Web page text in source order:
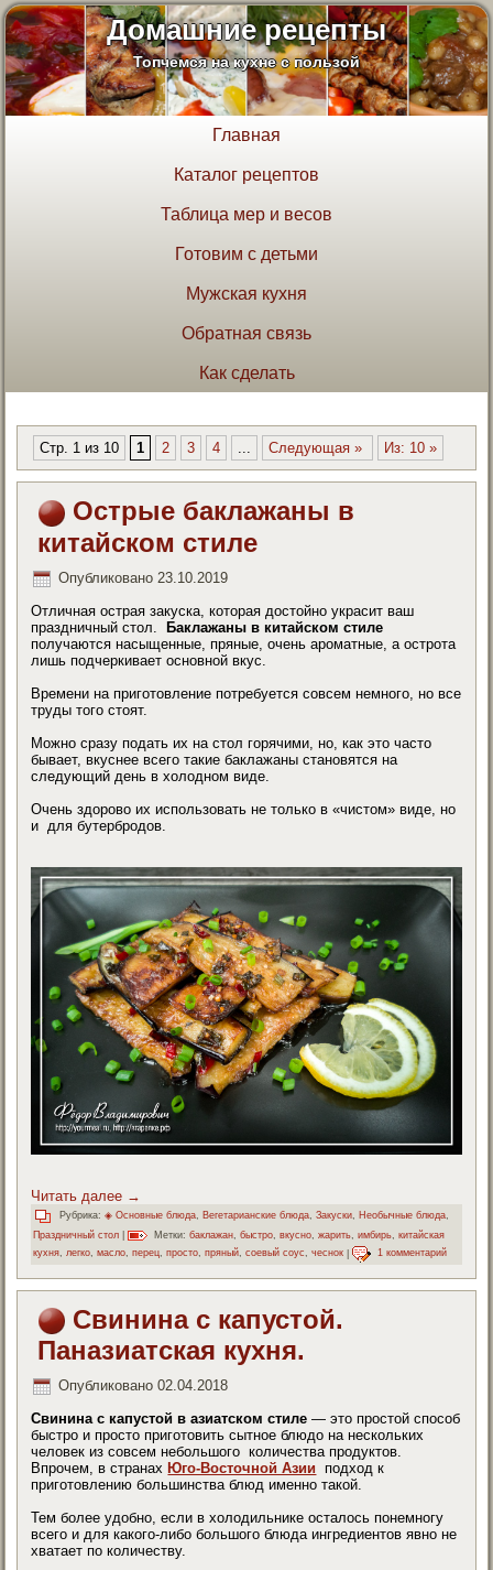
Домашние рецепты
Топчемся на кухне с пользой
Главная
Каталог рецептов
Таблица мер и весов
Готовим с детьми
Мужская кухня
Обратная связь
Как сделать
Стр. 1 из 10 1 2 3 4 ... Следующая » Из: 10 »
Острые баклажаны в
китайском стиле
Опубликовано 23.10.2019
Отличная острая закуска, которая достойно украсит ваш
праздничный стол.
Баклажаны в китайском стиле
получаются насыщенные, пряные, очень ароматные, а острота
лишь подчеркивает основной вкус.
Времени на приготовление потребуется совсем немного, но все
труды того стоят.
Можно сразу подать их на стол горячими, но, как это часто
бывает, вкуснее всего такие баклажаны становятся на
следующий день в холодном виде.
Очень здорово их использовать не только в «чистом» виде, но
и для бутербродов.
Читать далее →
Рубрика: ◈ Основные блюда Вегетарианские блюда ,Закуски Необычные блюда
Праздничный стол
Метки: баклажан ,быстро ,вкусно ,жарить ,имбирь ,китайская
кухня,легко,масло,перец,просто,пряный,соевый соус,чеснок | 1 комментарий
Свинина с капустой.
Паназиатская кухня.
Опубликовано 02.04.2018
Свинина с капустой в азиатском стиле — это простой способ
быстро и просто приготовить сытное блюдо на нескольких
человек из совсем небольшого количества продуктов.
Впрочем, в странах Юго-Восточной Азии подход к
приготовлению большинства блюд именно такой.
Тем более удобно, если в холодильнике осталось понемногу
всего и для какого-либо большого блюда ингредиентов явно не
хватает по количеству.